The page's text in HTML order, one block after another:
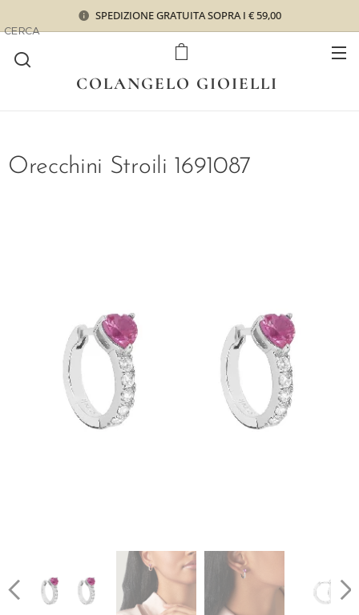
SPEDIZIONE GRATUITA SOPRA I € 59,00
COLANGELO GIOIELLI
CERCA
Orecchini Stroili 1691087